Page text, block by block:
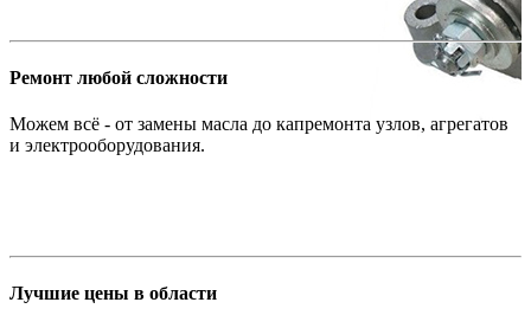
Ремонт любой сложности
Можем всё - от замены масла до капремонта узлов, агрегатов
и электрооборудования.
Лучшие цены в области